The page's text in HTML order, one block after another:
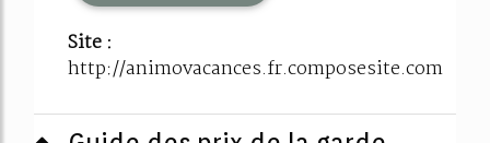
Site :
http://animovacances.fr.composesite.com